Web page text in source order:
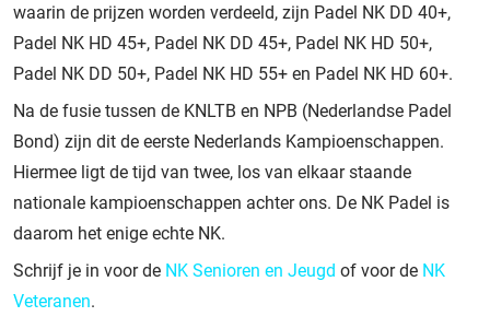
waarin de prijzen worden verdeeld, zijn Padel NK DD 40+,
Padel NK HD 45+, Padel NK DD 45+, Padel NK HD 50+,
Padel NK DD 50+, Padel NK HD 55+ en Padel NK HD 60+.
Na de fusie tussen de KNLTB en NPB (Nederlandse Padel
Bond) zijn dit de eerste Nederlands Kampioenschappen.
Hiermee ligt de tijd van twee, los van elkaar staande
nationale kampioenschappen achter ons. De NK Padel is
daarom het enige echte NK.
Schrijf je in voor de NK Senioren en Jeugd of voor de NK
Veteranen.